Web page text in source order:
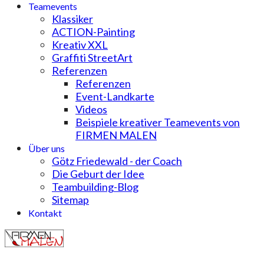
Teamevents
Klassiker
ACTION-Painting
Kreativ XXL
Graffiti StreetArt
Referenzen
Referenzen
Event-Landkarte
Videos
Beispiele kreativer Teamevents von
FIRMEN MALEN
Über uns
Götz Friedewald - der Coach
Die Geburt der Idee
Teambuilding-Blog
Sitemap
Kontakt